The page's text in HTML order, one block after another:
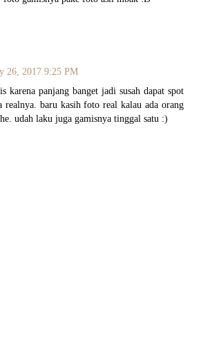
26, 2017 9:25 PM
karena panjang banget jadi susah dapat spot
realnya. baru kasih foto real kalau ada orang
udah laku juga gamisnya tinggal satu :)